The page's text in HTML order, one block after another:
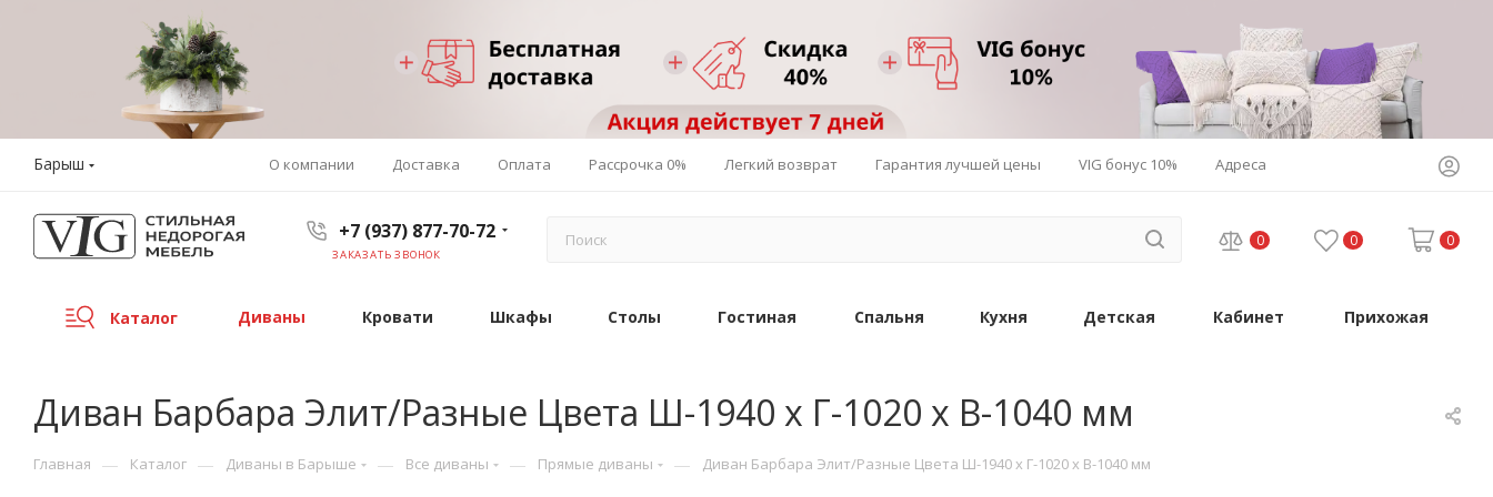
Барыш О компании Доставка Оплата Рассрочка 0% Легкий возврат Гарантия лучшей цены VIG бонус 10% Адреса
+7 (937) 877-70-72
ЗАКАЗАТЬ ЗВОНОК
0 0 0
Каталог Диваны Кровати Шкафы Столы Гостиная Спальня Кухня Детская Кабинет Прихожая
Диван Барбара Элит/Разные Цвета Ш-1940 х Г-1020 х В-1040 мм
Главная — Каталог — Диваны в Барыше — Все диваны — Прямые диваны — Диван Барбара Элит/Разные Цвета Ш-1940 х Г-1020 х В-1040 мм